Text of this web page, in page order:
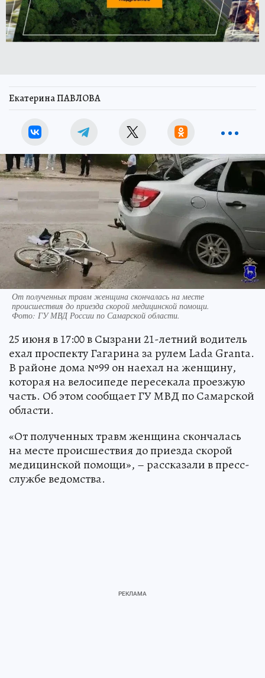
Екатерина ПАВЛОВА
От полученных травм женщина скончалась на месте
происшествия до приезда скорой медицинской помощи.
Фото: ГУ МВД России по Самарской области.
25 июня в 17:00 в Сызрани 21-летний водитель
ехал проспекту Гагарина за рулем Lada Granta.
В районе дома №99 он наехал на женщину,
которая на велосипеде пересекала проезжую
часть. Об этом сообщает ГУ МВД по Самарской
области.
«От полученных травм женщина скончалась
на месте происшествия до приезда скорой
медицинской помощи», – рассказали в пресс-
службе ведомства.